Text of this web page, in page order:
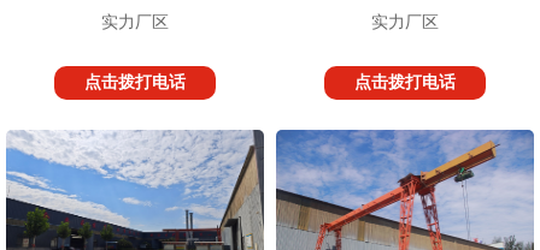
实力厂区
点击拨打电话
实力厂区
点击拨打电话